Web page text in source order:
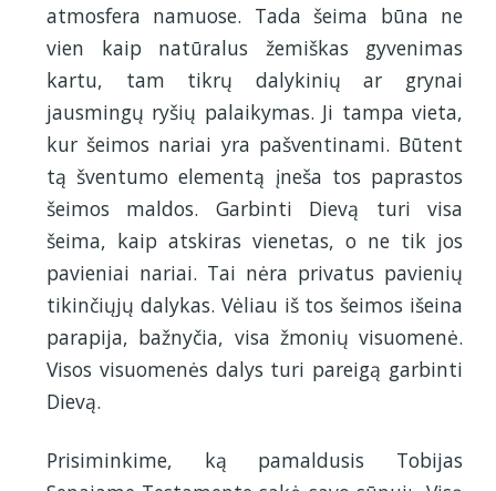
atmosfera namuose. Tada šeima būna ne
vien kaip natūralus žemiškas gyvenimas
kartu, tam tikrų dalykinių ar grynai
jausmingų ryšių palaikymas. Ji tampa vieta,
kur šeimos nariai yra pašventinami. Būtent
tą šventumo elementą įneša tos paprastos
šeimos maldos. Garbinti Dievą turi visa
šeima, kaip atskiras vienetas, o ne tik jos
pavieniai nariai. Tai nėra privatus pavienių
tikinčiųjų dalykas. Vėliau iš tos šeimos išeina
parapija, bažnyčia, visa žmonių visuomenė.
Visos visuomenės dalys turi pareigą garbinti
Dievą.
Prisiminkime, ką pamaldusis Tobijas